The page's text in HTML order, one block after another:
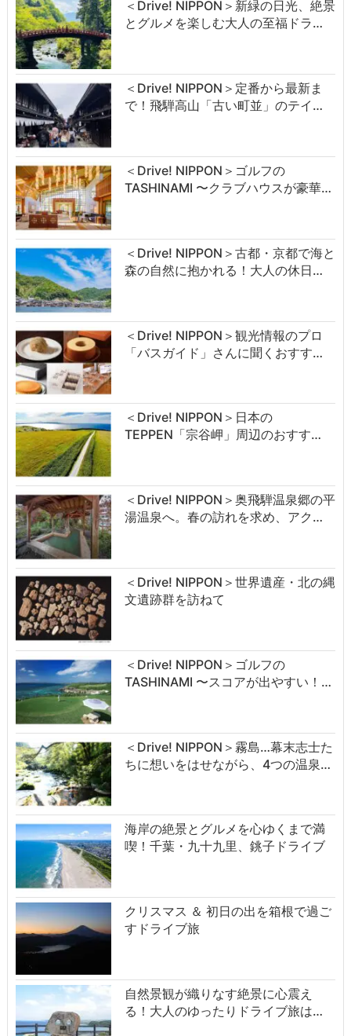
＜Drive! NIPPON＞新緑の日光、絶景
とグルメを楽しむ大人の至福ドラ…
＜Drive! NIPPON＞定番から最新ま
で！飛騨高山「古い町並」のテイ…
＜Drive! NIPPON＞ゴルフの
TASHINAMI 〜クラブハウスが豪華…
＜Drive! NIPPON＞古都・京都で海と
森の自然に抱かれる！大人の休日…
＜Drive! NIPPON＞観光情報のプロ
「バスガイド」さんに聞くおすす…
＜Drive! NIPPON＞日本の
TEPPEN「宗谷岬」周辺のおすす…
＜Drive! NIPPON＞奥飛騨温泉郷の平
湯温泉へ。春の訪れを求め、アク…
＜Drive! NIPPON＞世界遺産・北の縄
文遺跡群を訪ねて
＜Drive! NIPPON＞ゴルフの
TASHINAMI 〜スコアが出やすい！…
＜Drive! NIPPON＞霧島…幕末志士た
ちに想いをはせながら、4つの温泉…
海岸の絶景とグルメを心ゆくまで満
喫！千葉・九十九里、銚子ドライブ
クリスマス ＆ 初日の出を箱根で過ご
すドライブ旅
自然景観が織りなす絶景に心震え
る！大人のゆったりドライブ旅は…